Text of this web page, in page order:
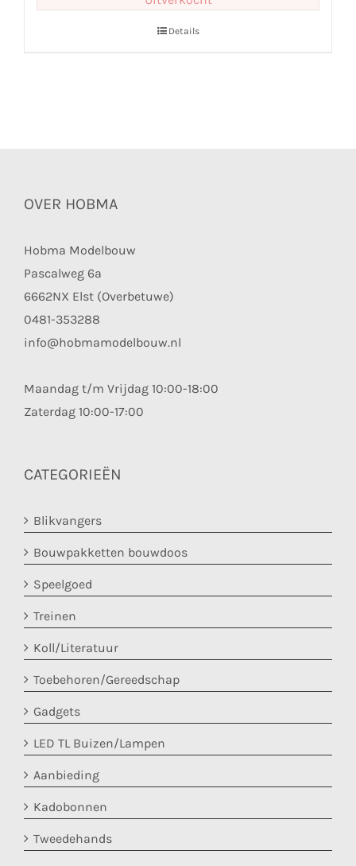
Details
OVER HOBMA
Hobma Modelbouw
Pascalweg 6a
6662NX Elst (Overbetuwe)
0481-353288
info@hobmamodelbouw.nl
Maandag t/m Vrijdag 10:00-18:00
Zaterdag 10:00-17:00
CATEGORIEËN
Blikvangers
Bouwpakketten bouwdoos
Speelgoed
Treinen
Koll/Literatuur
Toebehoren/Gereedschap
Gadgets
LED TL Buizen/Lampen
Aanbieding
Kadobonnen
Tweedehands